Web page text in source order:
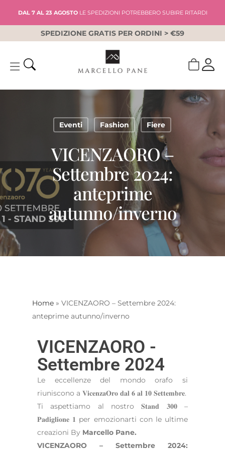
DAL 7 AL 23 AGOSTOLE SPEDIZIONI POTREBBERO SUBIRE RITARDI
SPEDIZIONE GRATIS PER ORDINI > €59
Eventi Fashion Fiere
VICENZAORO –
Settembre 2024:
anteprime
autunno/inverno
Home » VICENZAORO – Settembre 2024:
anteprime autunno/inverno
VICENZAORO -
Settembre 2024
Le eccellenze del mondo orafo si
riuniscono a 𝐕𝐢𝐜𝐞𝐧𝐳𝐚𝐎𝐫𝐨 𝐝𝐚𝐥 𝟔 𝐚𝐥 𝟏𝟎 𝐒𝐞𝐭𝐭𝐞𝐦𝐛𝐫𝐞.
Ti aspettiamo al nostro 𝐒𝐭𝐚𝐧𝐝 𝟑𝟎𝟎 –
𝐏𝐚𝐝𝐢𝐠𝐥𝐢𝐨𝐧𝐞 𝟏 per emozionarti con le ultime
creazioni By Marcello Pane.
VICENZAORO – Settembre 2024: